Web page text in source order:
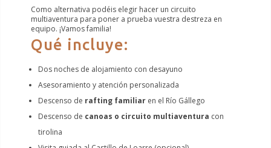
Como alternativa podéis elegir hacer un circuito
multiaventura para poner a prueba vuestra destreza en
equipo. ¡Vamos familia!
Qué incluye:
Dos noches de alojamiento con desayuno
Asesoramiento y atención personalizada
Descenso de rafting familiar en el Río Gállego
Descenso de canoas o circuito multiaventura con
tirolina